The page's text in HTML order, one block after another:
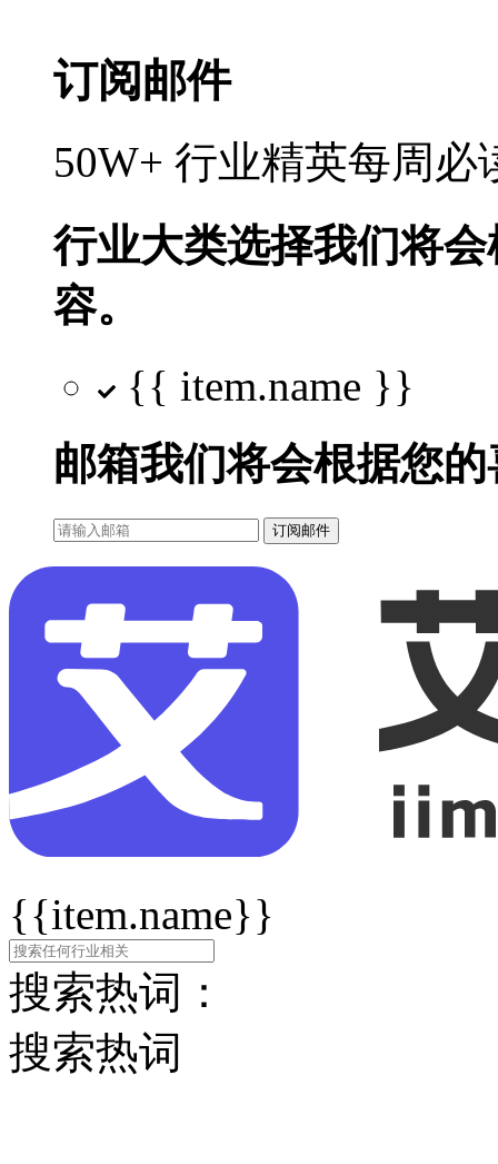
订阅邮件
50W+ 行业精英每周
行业大类选择我们将
容。
{{ item.name }}
邮箱我们将会根据您
订阅邮件
{{item.name}}
搜索热词：
搜索热词